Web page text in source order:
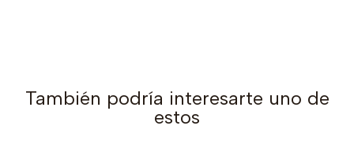
También podría interesarte uno de
estos